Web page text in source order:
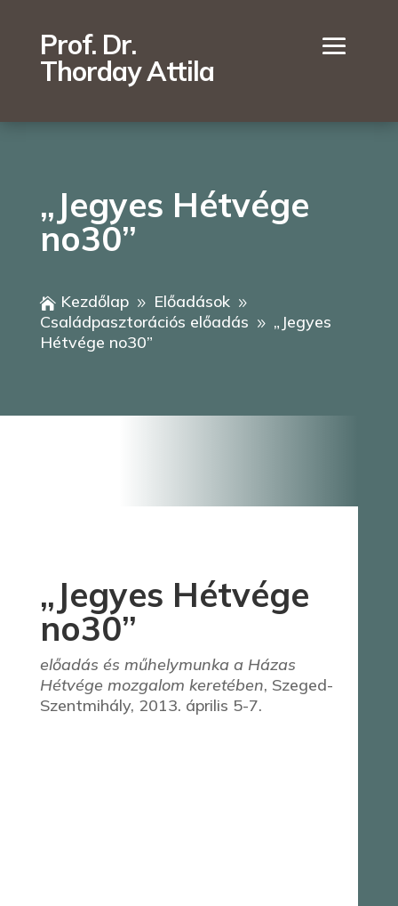
Prof. Dr.
Thorday Attila
„Jegyes Hétvége
no30”
 Kezdőlap 9 Előadások 9
Családpasztorációs előadás 9 „Jegyes
Hétvége no30”
„Jegyes Hétvége
no30”
előadás és műhelymunka a Házas
Hétvége mozgalom keretében, Szeged-
Szentmihály, 2013. április 5-7.